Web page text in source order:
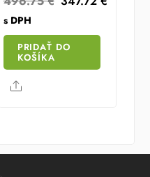
was:
s DPH
PRIDAŤ DO
KOŠÍKA
Share